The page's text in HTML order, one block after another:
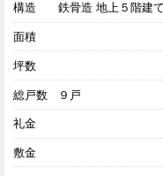
構造 鉄骨造 地上５階建て
面積
坪数
総戸数 ９戸
礼金
敷金